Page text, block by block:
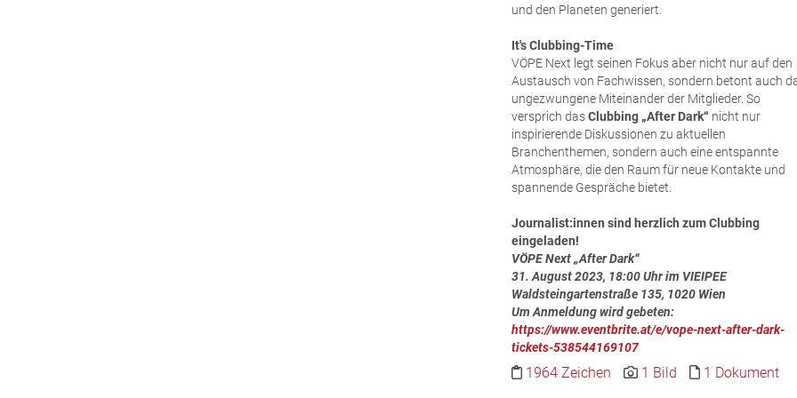
und den Planeten generiert.
It's Clubbing-Time
VÖPE Next legt seinen Fokus aber nicht nur auf den
Austausch von Fachwissen, sondern betont auch
ungezwungene Miteinander der Mitglieder. So
versprich dasClubbing „After Dark“ nicht nur
inspirierende Diskussionen zu aktuellen
Branchenthemen, sondern auch eine entspannte
Atmosphäre, die den Raum für neue Kontakte und
spannende Gespräche bietet.
Journalist:innen sind herzlich zum Clubbing
eingeladen!
VÖPE Next „After Dark“
31. August 2023, 18:00 Uhr im VIEIPEE
Waldsteingartenstraße 135, 1020 Wien
Um Anmeldung wird gebeten:
https://www.eventbrite.at/e/vope-next-after-dark-
tickets-538544169107
1964 Zeichen 1 Bild 1 Dokument